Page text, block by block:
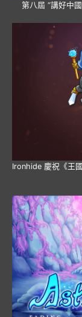
第八屆 “講好中
Ironhide 慶祝《王